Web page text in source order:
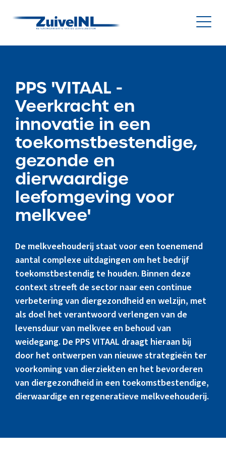
Nieuws
Duurzaamheid
Diergezondheid
Onderzoek & Innovatie
Gegevensbeheer & Verstrekking
Thema’s & Over ZuivelNL
PPS 'VITAAL -
Veerkracht en
innovatie in een
toekomstbestendige,
gezonde en
dierwaardige
leefomgeving voor
melkvee'
De melkveehouderij staat voor een toenemend
aantal complexe uitdagingen om het bedrijf
toekomstbestendig te houden. Binnen deze
context streeft de sector naar een continue
verbetering van diergezondheid en welzijn, met
als doel het verantwoord verlengen van de
levensduur van melkvee en behoud van
weidegang. De PPS VITAAL draagt hieraan bij
door het ontwerpen van nieuwe strategieën ter
voorkoming van dierziekten en het bevorderen
van diergezondheid in een toekomstbestendige,
dierwaardige en regeneratieve melkveehouderij.